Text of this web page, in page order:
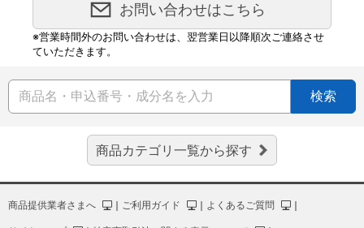
お問い合わせはこちら
※営業時間外のお問い合わせは、翌営業日以降順次ご連絡させ
ていただきます。
検索
商品カテゴリ一覧から探す
商品提供業者さまへ ｜ ご利用ガイド ｜ よくあるご質問 ｜